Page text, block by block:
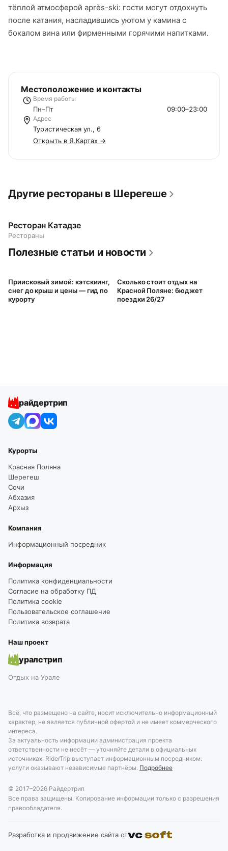
тёплой атмосферой après-ski: гости могут отдохнуть
после катания, насладившись уютом у камина с
бокалом вина или фирменными горячими напитками.
Местоположение и контакты
Время работы
Пн–Пт 09:00–23:00
Адрес
Туристическая ул., 6
Открыть в Я.Картах →
Другие рестораны в Шерегеше
Ресторан Катадзе
Рестораны
Полезные статьи и новости
Приисковый зимой: кэтскиинг,
снег до крыш и цены — гид по
курорту
Сколько стоит отдых на
Красной Поляне: бюджет
поездки 26/27
райдертрип
Курорты
Красная Поляна
Шерегеш
Сочи
Абхазия
Архыз
Компания
Информационный посредник
Информация
Политика конфиденциальности
Согласие на обработку ПД
Политика cookie
Пользовательское соглашение
Политика возврата
Наш проект
уралстрип
Отдых на Урале
Всё, что размещено на сайте, носит исключительно информационный
характер, не является публичной офертой и не имеет коммерческого
интереса.
За актуальность информации администрация проекта
ответственности не несёт — уточняйте детали в официальных
источниках. RiderTrip выступает информационным посредником:
услуги оказывают независимые партнёры. Подробнее
© 2017–2026 Райдертрип
Все права защищены. Копирование информации только с разрешения
правообладателя.
Разработка и продвижение сайта отvcsoft